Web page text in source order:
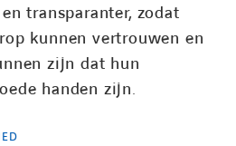
transparanter, zodat
kunnen vertrouwen en
zijn dat hun
handen zijn.